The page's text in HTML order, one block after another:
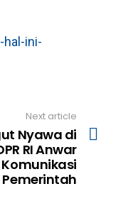
ini-
Next article
Nyawa di
RI Anwar
Pemerintah